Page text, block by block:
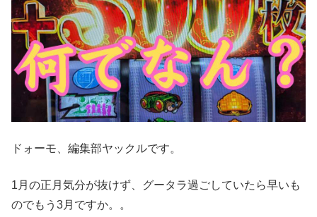
ドォーモ、編集部ヤックルです。
1月の正月気分が抜けず、グータラ過ごしていたら早いも
のでもう3月ですか。。